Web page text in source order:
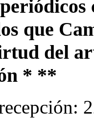
que
del
* **